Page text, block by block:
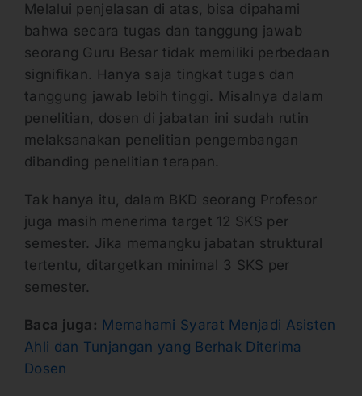
Melalui penjelasan di atas, bisa dipahami
bahwa secara tugas dan tanggung jawab
seorang Guru Besar tidak memiliki perbedaan
signifikan. Hanya saja tingkat tugas dan
tanggung jawab lebih tinggi. Misalnya dalam
penelitian, dosen di jabatan ini sudah rutin
melaksanakan penelitian pengembangan
dibanding penelitian terapan.
Tak hanya itu, dalam BKD seorang Profesor
juga masih menerima target 12 SKS per
semester. Jika memangku jabatan struktural
tertentu, ditargetkan minimal 3 SKS per
semester.
Baca juga: Memahami Syarat Menjadi Asisten
Ahli dan Tunjangan yang Berhak Diterima
Dosen